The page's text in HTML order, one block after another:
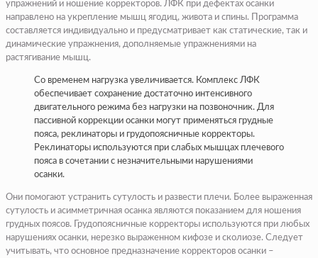
упражнений и ношение корректоров. ЛФК при дефектах осанки
направлено на укрепление мышц ягодиц, живота и спины. Программа
составляется индивидуально и предусматривает как статические, так и
динамические упражнения, дополняемые упражнениями на
растягивание мышц.
Со временем нагрузка увеличивается. Комплекс ЛФК
обеспечивает сохранение достаточно интенсивного
двигательного режима без нагрузки на позвоночник. Для
пассивной коррекции осанки могут применяться грудные
пояса, реклинаторы и грудопоясничные корректоры.
Реклинаторы используются при слабых мышцах плечевого
пояса в сочетании с незначительными нарушениями
осанки.
Они помогают устранить сутулость и развести плечи. Более выраженная
сутулость и асимметричная осанка являются показанием для ношения
грудных поясов. Грудопоясничные корректоры используются при любых
нарушениях осанки, нерезко выраженном кифозе и сколиозе. Следует
учитывать, что основное предназначение корректоров осанки –